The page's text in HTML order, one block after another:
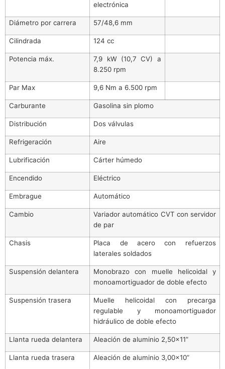
electrónica
Diámetro por carrera 57/48,6 mm
Cilindrada 124 cc
Potencia máx.
7,9 kW (10,7 CV) a
8.250 rpm
Par Max 9,6 Nm a 6.500 rpm
Carburante Gasolina sin plomo
Distribución Dos válvulas
Refrigeración Aire
Lubrificación Cárter húmedo
Encendido Eléctrico
Embrague Automático
Cambio
Variador automático CVT con servidor
de par
Chasis
Placa de acero con refuerzos
laterales soldados
Suspensión delantera
Monobrazo con muelle helicoidal y
monoamortiguador de doble efecto
Suspensión trasera
Muelle helicoidal con precarga
regulable y monoamortiguador
hidráulico de doble efecto
Llanta rueda delantera Aleación de aluminio 2,50×11”
Llanta rueda trasera Aleación de aluminio 3,00×10”